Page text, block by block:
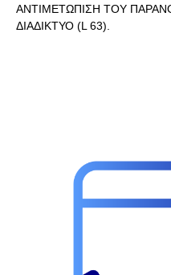
ΑΝΤΙΜΕΤΩΠΙΣΗ ΤΟΥ
ΔΙΑΔΙΚΤΥΟ (L 63).